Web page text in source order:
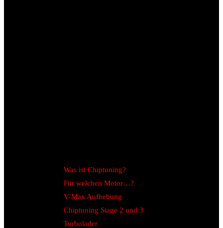
Was ist Chiptuning?
Für welchen Motor…?
V-Max Aufhebung
Chiptuning Stage 2 und 3
Turbolader